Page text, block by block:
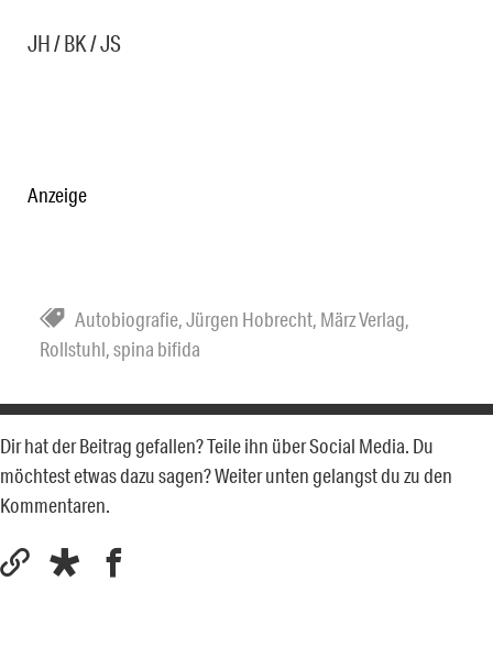
JH / BK / JS
Anzeige
Autobiografie,Jürgen Hobrecht, März Verlag,
Rollstuhl,spina bifida
Dir hat der Beitrag gefallen? Teile ihn über Social Media. Du
möchtest etwas dazu sagen? Weiter unten gelangst du zu den
Kommentaren.